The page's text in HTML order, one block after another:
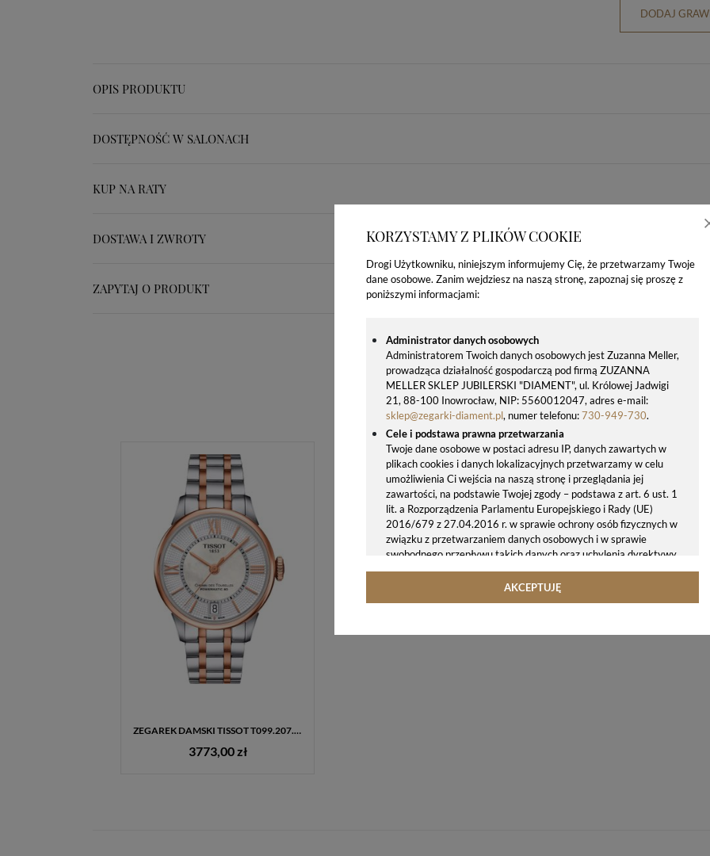
KORZYSTAMY Z PLIKÓW COOKIE
Drogi Użytkowniku, niniejszym informujemy Cię, że przetwarzamy Twoje
dane osobowe. Zanim wejdziesz na naszą stronę, zapoznaj się proszę z
poniższymi informacjami:
Administrator danych osobowych
Administratorem Twoich danych osobowych jest Zuzanna Meller,
prowadząca działalność gospodarczą pod firmą ZUZANNA
MELLER SKLEP JUBILERSKI "DIAMENT", ul. Królowej Jadwigi
21, 88-100 Inowrocław, NIP: 5560012047, adres e-mail:
sklep@zegarki-diament.pl, numer telefonu:730-949-730.
Cele i podstawa prawna przetwarzania
Twoje dane osobowe w postaci adresu IP, danych zawartych w
plikach cookies i danych lokalizacyjnych przetwarzamy w celu
umożliwienia Ci wejścia na naszą stronę i przeglądania jej
zawartości, na podstawie Twojej zgody – podstawa z art. 6 ust. 1
lit. a Rozporządzenia Parlamentu Europejskiego i Rady (UE)
2016/679 z 27.04.2016 r. w sprawie ochrony osób fizycznych w
związku z przetwarzaniem danych osobowych i w sprawie
swobodnego przepływu takich danych oraz uchylenia dyrektywy
95/46/WE (ogólne rozporządzenie o ochronie danych, tj. RODO).
Twoje dane osobowe możemy udostępniać hostingodawcy. Takie
zgodnie z naszymi poleceniami. Przekazujemy Twoje dane poza
AKCEPTUJĘ
DODAJ
OPIS PRODUKTU
DOSTĘPNOŚĆ W SALONACH
KUP NA RATY
DOSTAWA I ZWROTY
ZAPYTAJ O PRODUKT
OSTATNIO OGLĄDANE PRODUKTY
ZEGAREK DAMSKI TISSOT T099.207.22.118.02 CHEMIN DES TOURELLES POWERMATIC 80 LADY BIKOLOR
3773,00 zł